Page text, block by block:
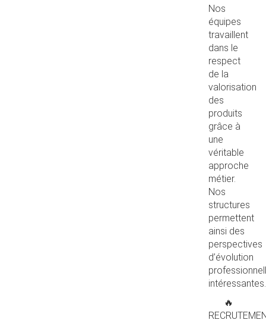
Nos
équipes
travaillent
dans le
respect
de la
valorisation
des
produits
grâce à
une
véritable
approche
métier.
Nos
structures
permettent
ainsi des
perspectives
d’évolution
intéressantes.
🔥